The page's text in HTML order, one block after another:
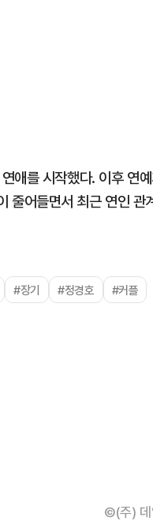
애를 시작했다. 이후 연
줄어들면서 최근 연인 관
#장기 #정경호 #커플
©(주) 데